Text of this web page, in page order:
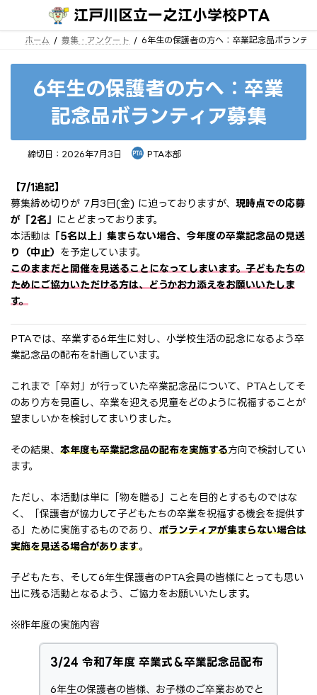
江戸川区立一之江小学校PTA
ホーム 募集・アンケート 6年生の保護者の方へ：卒業記念品ボランテ
6年生の保護者の方へ：卒業
記念品ボランティア募集
締切日：2026年7月3日 PTA本部
【7/1追記】
募集締め切りが 7月3日(金) に迫っておりますが、 現時点での応募
が「2名」 にとどまっております。
本活動は 「5名以上」集まらない場合、今年度の卒業記念品の見送
り（中止） を予定しています。
このままだと開催を見送ることになってしまいます。子どもたちの
ためにご協力いただける方は、どうかお力添えをお願いいたしま
す。
PTAでは、卒業する6年生に対し、小学校生活の記念になるよう卒
業記念品の配布を計画しています。
これまで「卒対」が行っていた卒業記念品について、PTAとしてそ
のあり方を見直し、卒業を迎える児童をどのように祝福することが
望ましいかを検討してまいりました。
その結果、 本年度も卒業記念品の配布を実施する方向で検討してい
ます。
ただし、本活動は単に「物を贈る」ことを目的とするものではな
く、「保護者が協力して子どもたちの卒業を祝福する機会を提供す
る」ために実施するものであり、 ボランティアが集まらない場合は
実施を見送る場合があります。
子どもたち、そして6年生保護者のPTA会員の皆様にとっても思い
出に残る活動となるよう、ご協力をお願いいたします。
※昨年度の実施内容
3/24 令和7年度 卒業式＆卒業記念品配布
6年生の保護者の皆様、お子様のご卒業おめでと